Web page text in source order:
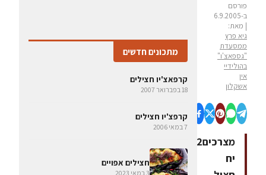
פורסם
ב-6.9.2005
| מאת:
גיא פרץ
ממסעדת
"גספאצ'ו"
בהולידיי
אין
אשקלון
מצרכים2
יח
מתכונים חדשים
קרפאצ'יו חצילים
18 בפברואר 2007
קרפצ'יו חצילים
7 במאי 2006
חצילים אפויים
3 במאי 2023